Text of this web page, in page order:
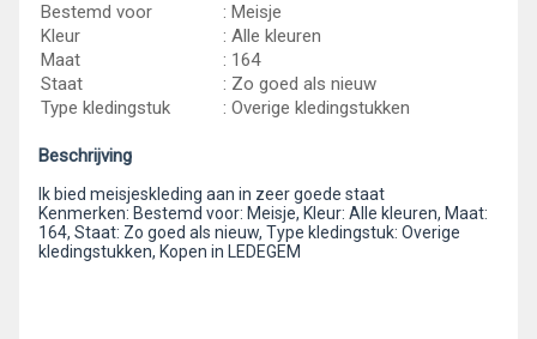
Bestemd voor
: Meisje
Kleur
: Alle kleuren
Maat
: 164
Staat
: Zo goed als nieuw
Type kledingstuk
: Overige kledingstukken
Beschrijving
Ik bied meisjeskleding aan in zeer goede staat
Kenmerken: Bestemd voor: Meisje, Kleur: Alle kleuren, Maat:
164, Staat: Zo goed als nieuw, Type kledingstuk: Overige
kledingstukken, Kopen in LEDEGEM